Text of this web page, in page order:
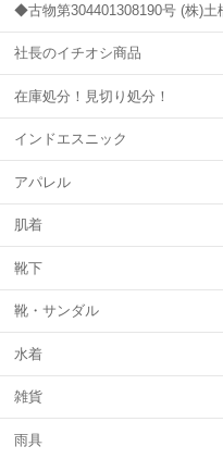
◆古物第304401308190号 (株)
社長のイチオシ商品
在庫処分！見切り処分！
インドエスニック
アパレル
肌着
靴下
靴・サンダル
水着
雑貨
雨具